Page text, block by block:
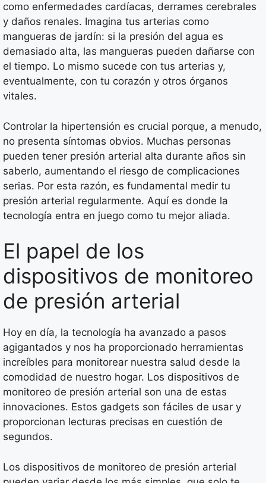
como enfermedades cardíacas, derrames cerebrales
y daños renales. Imagina tus arterias como
mangueras de jardín: si la presión del agua es
demasiado alta, las mangueras pueden dañarse con
el tiempo. Lo mismo sucede con tus arterias y,
eventualmente, con tu corazón y otros órganos
vitales.
Controlar la hipertensión es crucial porque, a menudo,
no presenta síntomas obvios. Muchas personas
pueden tener presión arterial alta durante años sin
saberlo, aumentando el riesgo de complicaciones
serias. Por esta razón, es fundamental medir tu
presión arterial regularmente. Aquí es donde la
tecnología entra en juego como tu mejor aliada.
El papel de los
dispositivos de monitoreo
de presión arterial
Hoy en día, la tecnología ha avanzado a pasos
agigantados y nos ha proporcionado herramientas
increíbles para monitorear nuestra salud desde la
comodidad de nuestro hogar. Los dispositivos de
monitoreo de presión arterial son una de estas
innovaciones. Estos gadgets son fáciles de usar y
proporcionan lecturas precisas en cuestión de
segundos.
Los dispositivos de monitoreo de presión arterial